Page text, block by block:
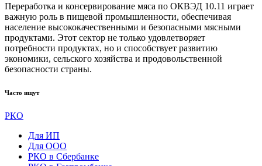
Переработка и консервирование мяса по ОКВЭД 10.11 играет
важную роль в пищевой промышленности, обеспечивая
население высококачественными и безопасными мясными
продуктами. Этот сектор не только удовлетворяет
потребности продуктах, но и способствует развитию
экономики, сельского хозяйства и продовольственной
безопасности страны.
Часто ищут
РКО
Для ИП
Для ООО
РКО в Сбербанке